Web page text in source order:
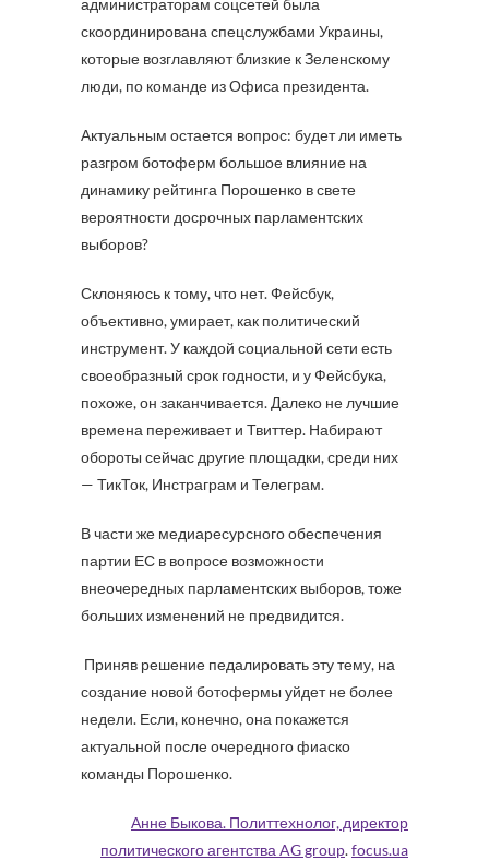
администраторам соцсетей была
скоординирована спецслужбами Украины,
которые возглавляют близкие к Зеленскому
люди, по команде из Офиса президента.
Актуальным остается вопрос: будет ли иметь
разгром ботоферм большое влияние на
динамику рейтинга Порошенко в свете
вероятности досрочных парламентских
выборов?
Склоняюсь к тому, что нет. Фейсбук,
объективно, умирает, как политический
инструмент. У каждой социальной сети есть
своеобразный срок годности, и у Фейсбука,
похоже, он заканчивается. Далеко не лучшие
времена переживает и Твиттер. Набирают
обороты сейчас другие площадки, среди них
— ТикТок, Инстраграм и Телеграм.
В части же медиаресурсного обеспечения
партии ЕС в вопросе возможности
внеочередных парламентских выборов, тоже
больших изменений не предвидится.
Приняв решение педалировать эту тему, на
создание новой ботофермы уйдет не более
недели. Если, конечно, она покажется
актуальной после очередного фиаско
команды Порошенко.
Анне Быкова. Политтехнолог, директор
политического агентства AG group.focus.ua